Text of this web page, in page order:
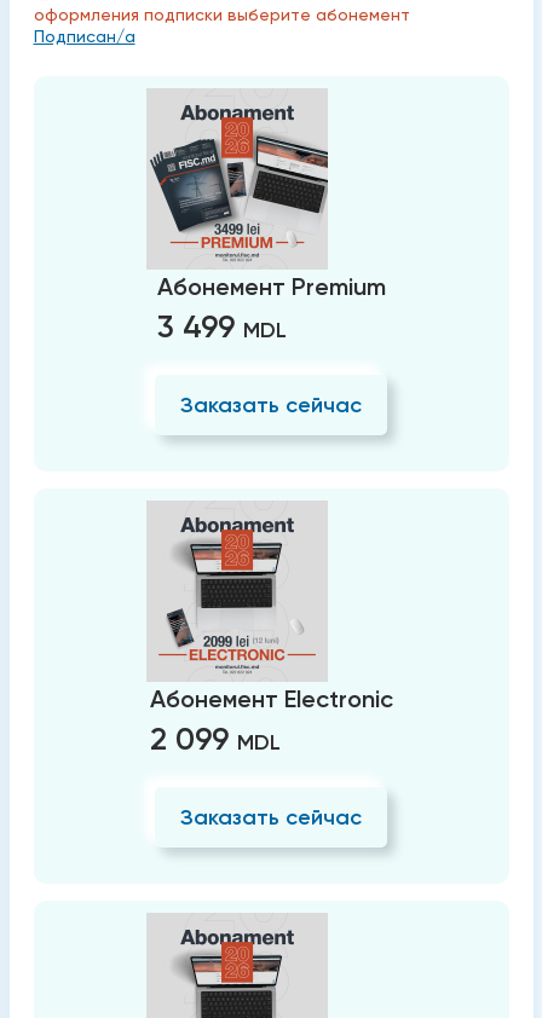
оформления подписки выберите абонемент
Подписан/а
Абонемент Premium
3 499 MDL
Заказать сейчас
Абонемент Electronic
2 099 MDL
Заказать сейчас